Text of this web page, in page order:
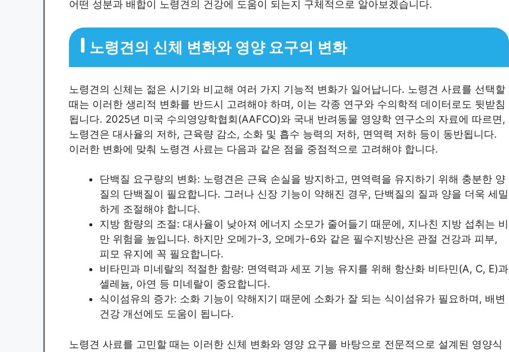
어떤 성분과 배합이 노령견의 건강에 도움이 되는지 구체적으로 알아보겠습니다.
노령견의 신체 변화와 영양 요구의 변화
노령견의 신체는 젊은 시기와 비교해 여러 가지 기능적 변화가 일어납니다. 노령견 사료를 선택할
때는 이러한 생리적 변화를 반드시 고려해야 하며, 이는 각종 연구와 수의학적 데이터로도 뒷받침
됩니다. 2025년 미국 수의영양학협회(AAFCO)와 국내 반려동물 영양학 연구소의 자료에 따르면,
노령견은 대사율의 저하, 근육량 감소, 소화 및 흡수 능력의 저하, 면역력 저하 등이 동반됩니다.
이러한 변화에 맞춰 노령견 사료는 다음과 같은 점을 중점적으로 고려해야 합니다.
단백질 요구량의 변화: 노령견은 근육 손실을 방지하고, 면역력을 유지하기 위해 충분한 양
질의 단백질이 필요합니다. 그러나 신장 기능이 약해진 경우, 단백질의 질과 양을 더욱 세밀
하게 조절해야 합니다.
지방 함량의 조절: 대사율이 낮아져 에너지 소모가 줄어들기 때문에, 지나친 지방 섭취는 비
만 위험을 높입니다. 하지만 오메가-3, 오메가-6와 같은 필수지방산은 관절 건강과 피부,
피모 유지에 꼭 필요합니다.
비타민과 미네랄의 적절한 함량: 면역력과 세포 기능 유지를 위해 항산화 비타민(A, C, E)과
셀레늄, 아연 등 미네랄이 중요합니다.
식이섬유의 증가: 소화 기능이 약해지기 때문에 소화가 잘 되는 식이섬유가 필요하며, 배변
건강 개선에도 도움이 됩니다.
노령견 사료를 고민할 때는 이러한 신체 변화와 영양 요구를 바탕으로 전문적으로 설계된 영양식